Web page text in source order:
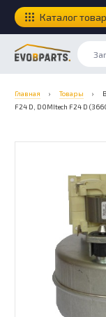
Каталог
Главная › Товары ›
F24 D, DOMItech F24 D